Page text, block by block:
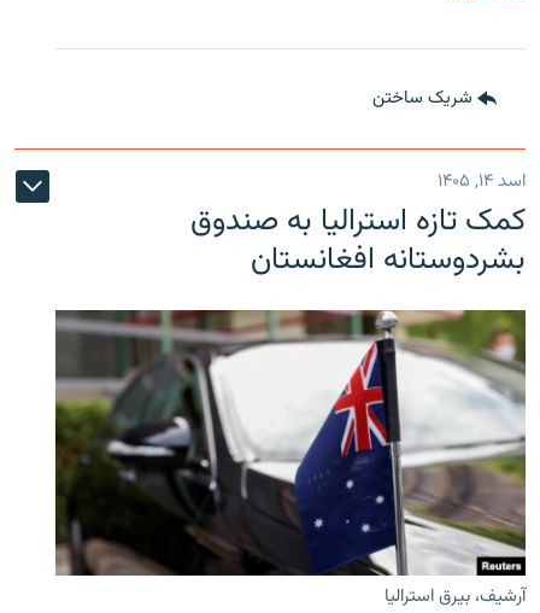
شریک ساختن
اسد ۱۴, ۱۴۰۵
کمک تازه استرالیا به صندوق
بشردوستانه افغانستان
آرشیف، بیرق استرالیا